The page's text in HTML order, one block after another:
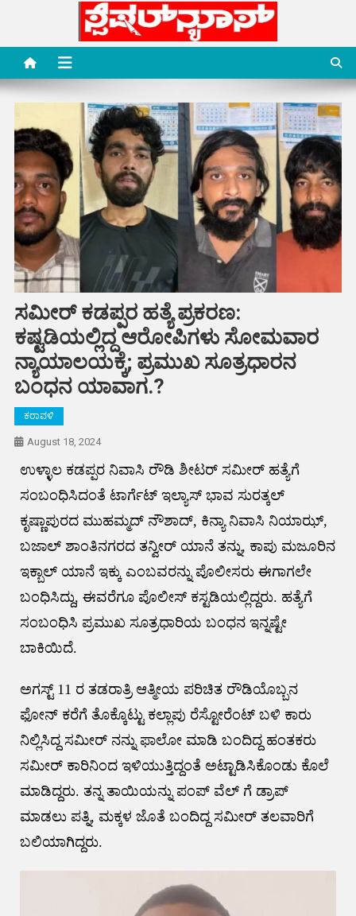
content
Special News Media
Special News Media
ಸಮೀರ್ ಕಡಪ್ಪರ ಹತ್ಯೆ ಪ್ರಕರಣ:
ಕಷ್ಟಡಿಯಲ್ಲಿದ್ದ ಆರೋಪಿಗಳು ಸೋಮವಾರ
ನ್ಯಾಯಾಲಯಕ್ಕೆ; ಪ್ರಮುಖ ಸೂತ್ರಧಾರನ
ಬಂಧನ ಯಾವಾಗ.?
ಕರಾವಳಿ
August 18, 2024
ಉಳ್ಳಾಲ ಕಡಪ್ಪರ ನಿವಾಸಿ ರೌಡಿ ಶೀಟರ್ ಸಮೀರ್ ಹತ್ಯೆಗೆ
ಸಂಬಂಧಿಸಿದಂತೆ ಟಾರ್ಗೆಟ್ ಇಲ್ಯಾಸ್ ಭಾವ ಸುರತ್ಕಲ್
ಕೃಷ್ಣಾಪುರದ ಮುಹಮ್ಮದ್ ನೌಶಾದ್, ಕಿನ್ಯಾ ನಿವಾಸಿ ನಿಯಾಝ್,
ಬಜಾಲ್ ಶಾಂತಿನಗರದ ತನ್ವೀರ್ ಯಾನೆ ತನ್ನು, ಕಾಪು ಮಜೂರಿನ
ಇಕ್ಬಾಲ್ ಯಾನೆ ಇಕ್ಕು ಎಂಬವರನ್ನು ಪೊಲೀಸರು ಈಗಾಗಲೇ
ಬಂಧಿಸಿದ್ದು, ಈವರೆಗೂ ಪೊಲೀಸ್ ಕಸ್ಟಡಿಯಲ್ಲಿದ್ದರು. ಹತ್ಯೆಗೆ
ಸಂಬಂಧಿಸಿ ಪ್ರಮುಖ ಸೂತ್ರಧಾರಿಯ ಬಂಧನ ಇನ್ನಷ್ಟೇ
ಬಾಕಿಯಿದೆ.
ಅಗಸ್ಟ್ 11 ರ ತಡರಾತ್ರಿ ಆತ್ಮೀಯ ಪರಿಚಿತ ರೌಡಿಯೊಬ್ಬನ
ಫೋನ್ ಕರೆಗೆ ತೊಕ್ಕೊಟ್ಟು ಕಲ್ಲಾಪು ರೆಸ್ಟೋರೆಂಟ್ ಬಳಿ ಕಾರು
ನಿಲ್ಲಿಸಿದ್ದ ಸಮೀರ್ ನನ್ನು ಫಾಲೋ ಮಾಡಿ ಬಂದಿದ್ದ ಹಂತಕರು
ಸಮೀರ್ ಕಾರಿನಿಂದ ಇಳಿಯುತ್ತಿದ್ದಂತೆ ಅಟ್ಟಾಡಿಸಿಕೊಂಡು ಕೊಲೆ
ಮಾಡಿದ್ದರು. ತನ್ನ ತಾಯಿಯನ್ನು ಪಂಪ್ ವೆಲ್ ಗೆ ಡ್ರಾಪ್
ಮಾಡಲು ಪತ್ನಿ, ಮಕ್ಕಳ ಜೊತೆ ಬಂದಿದ್ದ ಸಮೀರ್ ತಲವಾರಿಗೆ
ಬಲಿಯಾಗಿದ್ದರು.